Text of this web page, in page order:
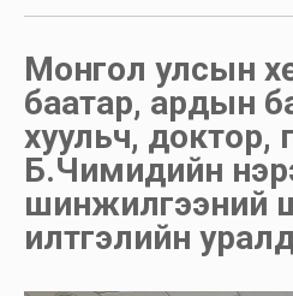
Монгол улсын
баатар, ардын
хуульч, доктор,
Б.Чимидийн
шинжилгээний
илтгэлийн